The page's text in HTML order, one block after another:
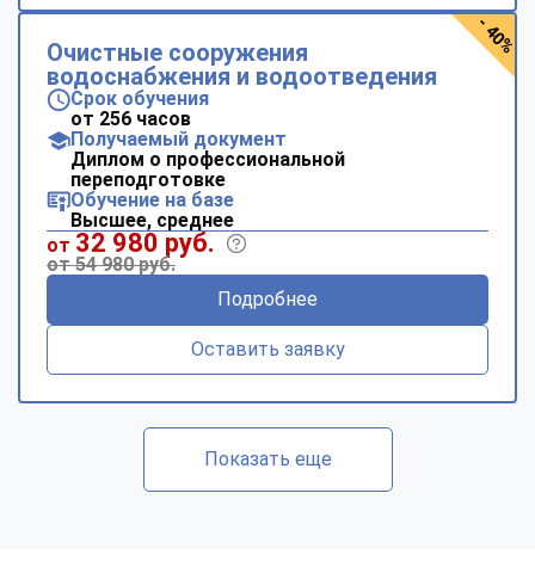
Очистные сооружения
водоснабжения и водоотведения
Срок обучения
от 256 часов
Получаемый документ
Диплом о профессиональной
переподготовке
Обучение на базе
Высшее, среднее
от 32 980 руб.
от 54 980 руб.
Подробнее
Оставить заявку
- 40%
Показать еще